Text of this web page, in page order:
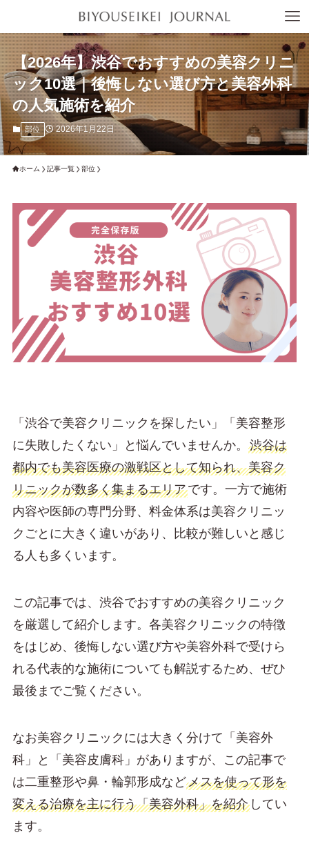
【2026年】渋谷でおすすめの美容クリニ
ック10選｜後悔しない選び方と美容外科
の人気施術を紹介
部位 2026年1月22日
ホーム 記事一覧 部位
「渋谷で美容クリニックを探したい」「美容整形
に失敗したくない」と悩んでいませんか。 渋谷は
都内でも美容医療の激戦区として知られ、美容ク
リニックが数多く集まるエリアです。一方で施術
内容や医師の専門分野、料金体系は美容クリニッ
クごとに大きく違いがあり、比較が難しいと感じ
る人も多くいます。
この記事では、渋谷でおすすめの美容クリニック
を厳選して紹介します。各美容クリニックの特徴
をはじめ、後悔しない選び方や美容外科で受けら
れる代表的な施術についても解説するため、ぜひ
最後までご覧ください。
なお美容クリニックには大きく分けて「美容外
科」と「美容皮膚科」がありますが、この記事で
は二重整形や鼻・輪郭形成などメスを使って形を
変える治療を主に行う「美容外科」を紹介してい
ます。